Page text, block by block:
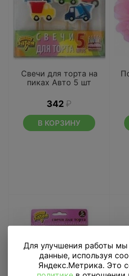
Свечи для торта на
пиках Авто 5 шт
342 ₽
В КОРЗИНУ
Для улучшения работы
данные, используя
Яндекс.Метрика. Это